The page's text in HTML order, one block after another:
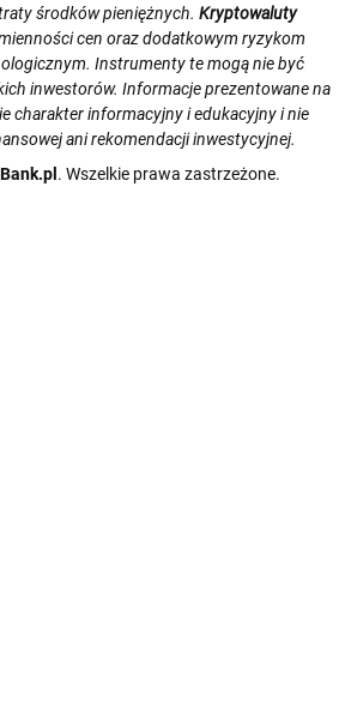
środków pieniężnych. Kryptowaluty
cen oraz dodatkowym ryzykom
Instrumenty te mogą nie być
inwestorów. Informacje prezentowane na
charakter informacyjny i edukacyjny i nie
ani rekomendacji inwestycyjnej.
. Wszelkie prawa zastrzeżone.